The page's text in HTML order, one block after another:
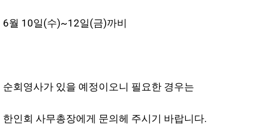
6월 10일(수)~12일(금)까비
순회영사가 있을 예정이오니 필요한 경우는
한인회 사무총장에게 문의헤 주시기 바랍니다.